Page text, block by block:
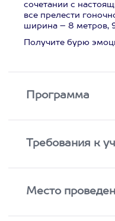
сочетании с
все прелести
ширина – 8 метров,
Получите бурю
Программа
Требования к
Место